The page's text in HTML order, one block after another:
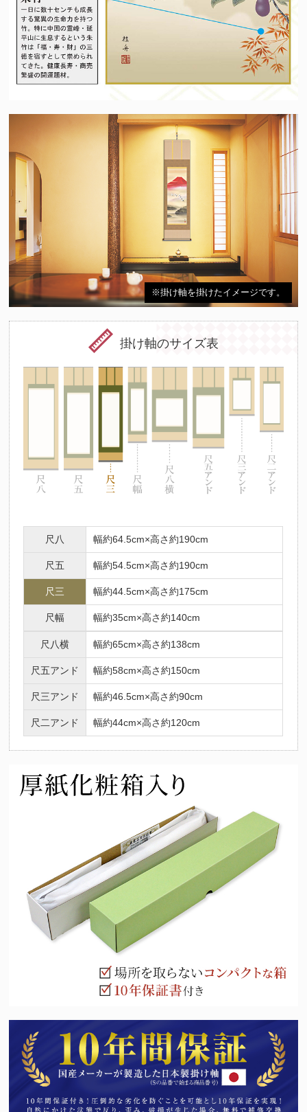
※掛け軸を掛けたイメージです。
掛け軸のサイズ表
尺八 幅約64.5cm×高さ約190cm
尺五 幅約54.5cm×高さ約190cm
尺三 幅約44.5cm×高さ約175cm
尺幅 幅約35cm×高さ約140cm
尺八横 幅約65cm×高さ約138cm
尺五アンド 幅約58cm×高さ約150cm
尺三アンド 幅約46.5cm×高さ約90cm
尺二アンド 幅約44cm×高さ約120cm